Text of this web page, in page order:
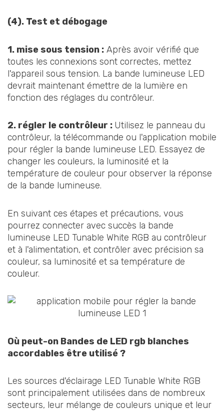
(4). Test et débogage
1. mise sous tension : Après avoir vérifié que
toutes les connexions sont correctes, mettez
l'appareil sous tension. La bande lumineuse LED
devrait maintenant émettre de la lumière en
fonction des réglages du contrôleur.
2. régler le contrôleur : Utilisez le panneau du
contrôleur, la télécommande ou l'application mobile
pour régler la bande lumineuse LED. Essayez de
changer les couleurs, la luminosité et la
température de couleur pour observer la réponse
de la bande lumineuse.
En suivant ces étapes et précautions, vous
pourrez connecter avec succès la bande
lumineuse LED Tunable White RGB au contrôleur
et à l'alimentation, et contrôler avec précision sa
couleur, sa luminosité et sa température de
couleur.
Où peut-on Bandes de LED rgb blanches
accordables être utilisé ?
Les sources d'éclairage LED Tunable White RGB
sont principalement utilisées dans de nombreux
secteurs, leur mélange de couleurs unique et leur